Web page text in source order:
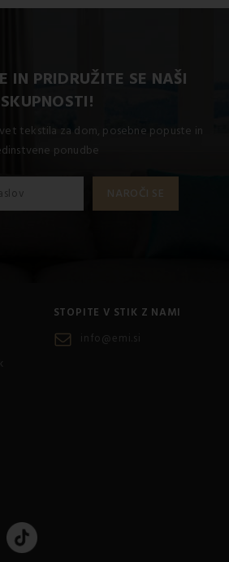
IN PRIDRUŽITE SE NAŠI
SKUPNOSTI!
tekstila za dom, posebne popuste in
ponudbe
STOPITE V STIK Z NAMI
info@emi.si